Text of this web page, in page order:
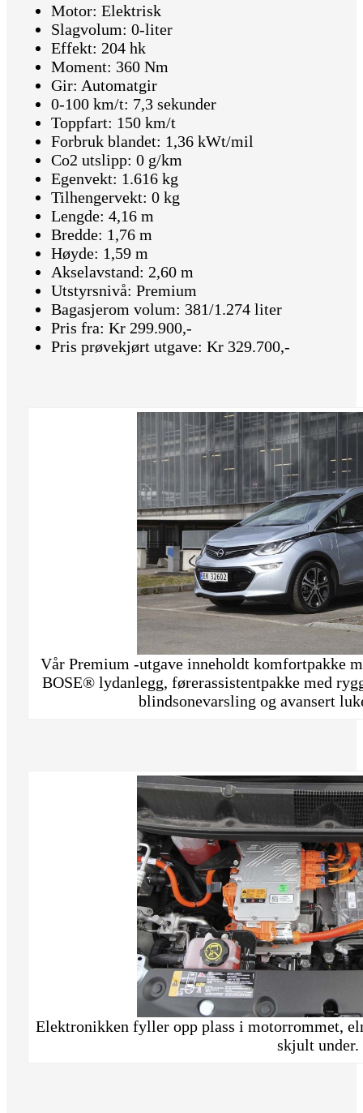
Motor: Elektrisk
Slagvolum: 0-liter
Effekt: 204 hk
Moment: 360 Nm
Gir: Automatgir
0-100 km/t: 7,3 sekunder
Toppfart: 150 km/t
Forbruk blandet: 1,36 kWt/mil
Co2 utslipp: 0 g/km
Egenvekt: 1.616 kg
Tilhengervekt: 0 kg
Lengde: 4,16 m
Bredde: 1,76 m
Høyde: 1,59 m
Akselavstand: 2,60 m
Utstyrsnivå: Premium
Bagasjerom volum: 381/1.274 liter
Pris fra: Kr 299.900,-
Pris prøvekjørt utgave: Kr 329.700,-
Vår Premium -utgave inneholdt komfortpakke
BOSE® lydanlegg, førerassistentpakke med
blindsonevarsling og avansert
Elektronikken fyller opp plass i motorrommet,
skjult under.